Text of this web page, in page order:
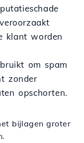
klant worden
om spam
zonder
opschorten.
bijlagen groter